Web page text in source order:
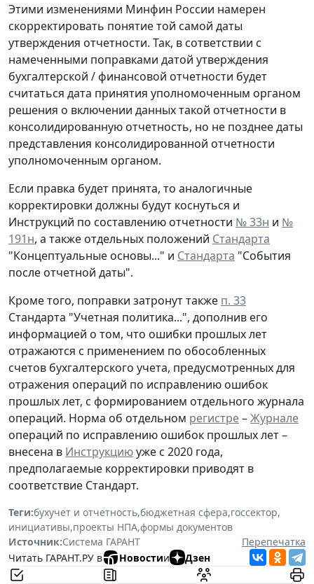
Этими изменениями Минфин России намерен
скорректировать понятие той самой даты
утверждения отчетности. Так, в сответствии с
намеченными поправками датой утверждения
бухгалтерской / финансовой отчетности будет
считаться дата принятия уполномоченным органом
решения о включении данных такой отчетности в
консолидированную отчетность, но не позднее даты
представления консолидированной отчетности
уполномоченным органом.
Если правка будет принята, то аналогичные
корректировки должны будут коснуться и
Инструкций по составлению отчетности № 33н и №
191н, а также отдельных положений Стандарта
"Концептуальные основы..." и Стандарта "События
после отчетной даты".
Кроме того, поправки затронут также п. 33
Стандарта "Учетная политика...", дополнив его
информацией о том, что ошибки прошлых лет
отражаются с применением по обособленных
счетов бухгалтерского учета, предусмотренных для
отражения операций по исправлению ошибок
прошлых лет, с формированием отдельного журнала
операций. Норма об отдельном регистре–Журнале
операций по исправлению ошибок прошлых лет –
внесена в Инструкциюуже с 2020 года,
предполагаемые корректировки приводят в
соответствие Стандарт.
Теги:бухучет и отчетность,бюджетная сфера,госсектор,
инициативы,проекты НПА,формы документов
Источник:Система ГАРАНТ
Перепечатка
Читать ГАРАНТ.РУ в
Новостии Дзен